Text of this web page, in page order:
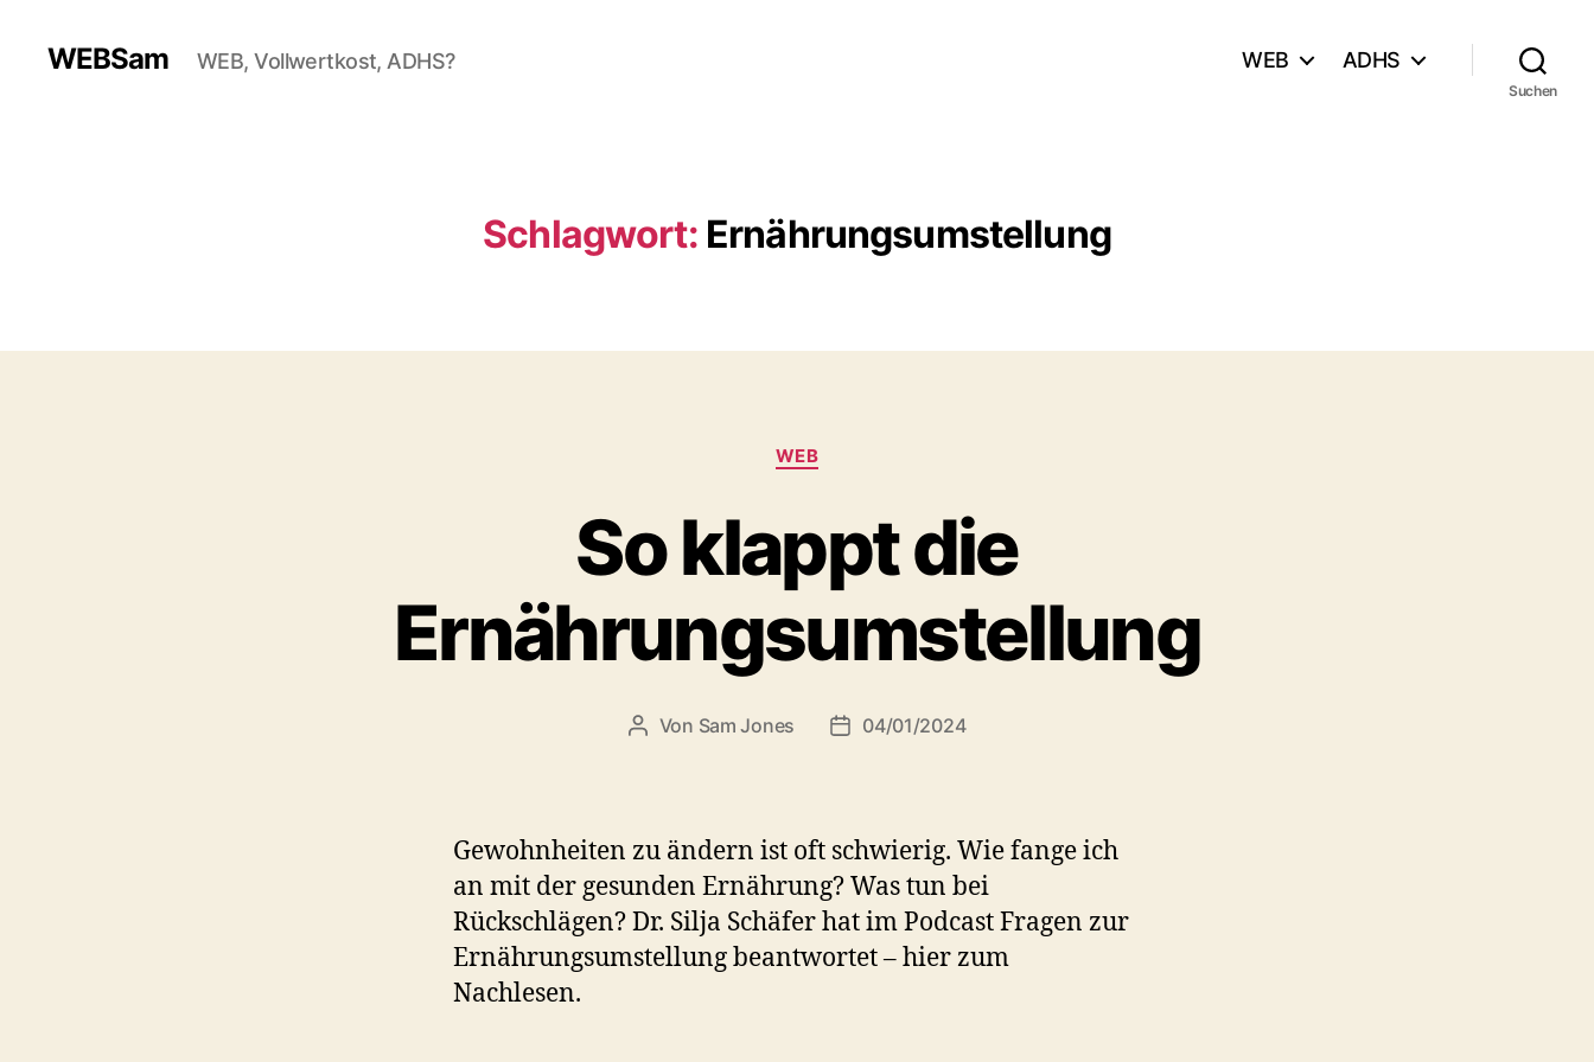
WEBSam WEB, Vollwertkost, ADHS? WEB ADHS
Suchen
Schlagwort: Ernährungsumstellung
Kategorien
WEB
So klappt die
Ernährungsumstellung
Beitragsautor
Von Sam Jones Veröffentlichungsdatum
04/01/2024
Gewohnheiten zu ändern ist oft schwierig. Wie fange ich
an mit der gesunden Ernährung? Was tun bei
Rückschlägen? Dr. Silja Schäfer hat im Podcast Fragen zur
Ernährungsumstellung beantwortet – hier zum
Nachlesen.